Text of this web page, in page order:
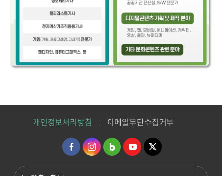
개인정보처리방침 이메일무단수집거부